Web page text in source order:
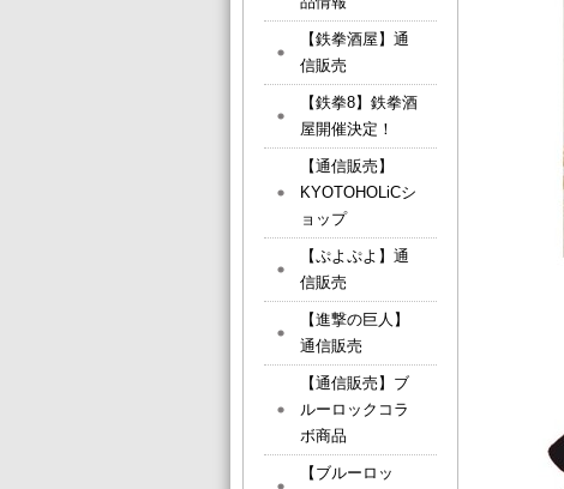
【鉄拳酒屋】通
信販売
【鉄拳8】鉄拳酒
屋開催決定！
【通信販売】
KYOTOHOLiCシ
ョップ
【ぷよぷよ】通
信販売
【進撃の巨人】
通信販売
【通信販売】ブ
ルーロックコラ
ボ商品
【ブルーロッ